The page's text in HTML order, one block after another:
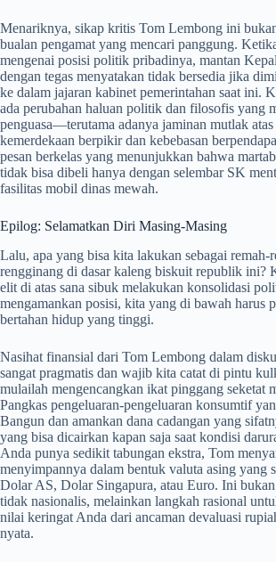
Menariknya, sikap kritis Tom Lembong ini
bualan pengamat yang mencari panggung.
mengenai posisi politik pribadinya, mantan
dengan tegas menyatakan tidak bersedia jika
ke dalam jajaran kabinet pemerintahan saat ini.
ada perubahan haluan politik dan filosofis yang
penguasa—terutama adanya jaminan mutlak atas
kemerdekaan berpikir dan kebebasan
pesan berkelas yang menunjukkan bahwa
tidak bisa dibeli hanya dengan selembar SK
fasilitas mobil dinas mewah.
Epilog: Selamatkan Diri Masing-Masing
Lalu, apa yang bisa kita lakukan sebagai remah-
rengginang di dasar kaleng biskuit republik ini?
elit di atas sana sibuk melakukan konsolidasi
mengamankan posisi, kita yang di bawah harus
bertahan hidup yang tinggi.
Nasihat finansial dari Tom Lembong dalam
sangat pragmatis dan wajib kita catat di pintu
mulailah mengencangkan ikat pinggang seketat
Pangkas pengeluaran-pengeluaran konsumtif
Bangun dan amankan dana cadangan yang
yang bisa dicairkan kapan saja saat kondisi
Anda punya sedikit tabungan ekstra, Tom
menyimpannya dalam bentuk valuta asing yang
Dolar AS, Dolar Singapura, atau Euro. Ini
tidak nasionalis, melainkan langkah rasional
nilai keringat Anda dari ancaman devaluasi
nyata.